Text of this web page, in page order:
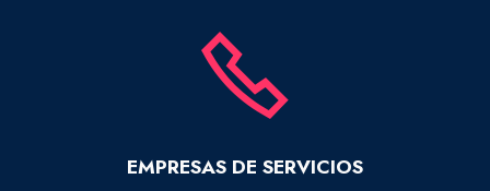
EMPRESAS DE SERVICIOS